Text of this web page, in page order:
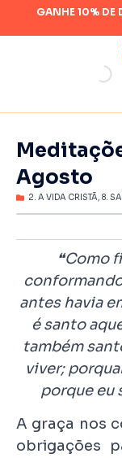
GANHE 10% DE
Agosto
2. A VIDA CRISTÃ, 8.
❝Como
antes havia
é santo
também
viver;
porque eu
A graça nos
obrigações